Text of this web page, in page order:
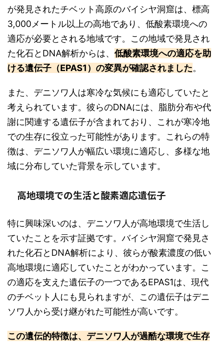
が発見されたチベット高原のバイシヤ洞窟は、標高
3,000メートル以上の高地であり、低酸素環境への
適応が必要とされる地域です。この地域で発見され
た化石とDNA解析からは、 低酸素環境への適応を助
ける遺伝子（EPAS1）の変異が確認されました。
また、デニソワ人は寒冷な気候にも適応していたと
考えられています。彼らのDNAには、脂肪分布や代
謝に関連する遺伝子が含まれており、これが寒冷地
での生存に役立った可能性があります。これらの特
徴は、デニソワ人が幅広い環境に適応し、多様な地
域に分布していた背景を示しています。
高地環境での生活と酸素適応遺伝子
特に興味深いのは、デニソワ人が高地環境で生活し
ていたことを示す証拠です。バイシヤ洞窟で発見さ
れた化石とDNA解析により、彼らが酸素濃度の低い
高地環境に適応していたことがわかっています。こ
の適応を支えた遺伝子の一つであるEPAS1は、現代
のチベット人にも見られますが、この遺伝子はデニ
ソワ人から受け継がれた可能性が高いです。
この遺伝的特徴は、デニソワ人が過酷な環境で生存